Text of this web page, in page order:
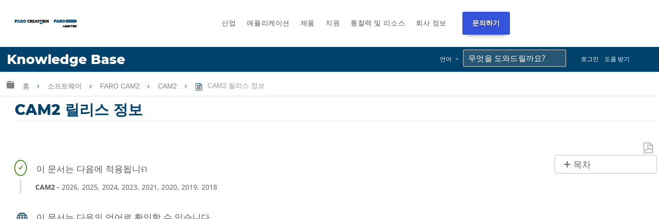
산업 애플리케이션 제품 지원 통찰력 및 리소스 회사 정보 문의하기
Knowledge Base 언어 로그인 도움 받기
언어
글로벌 계층 확장/축소
홈 소프트웨어 FARO CAM2 CAM2 CAM2 릴리스 정보
CAM2 릴리스 정보
로
목차
CAM2 2026 2025 2024 2023 2021 2020 2019 2018